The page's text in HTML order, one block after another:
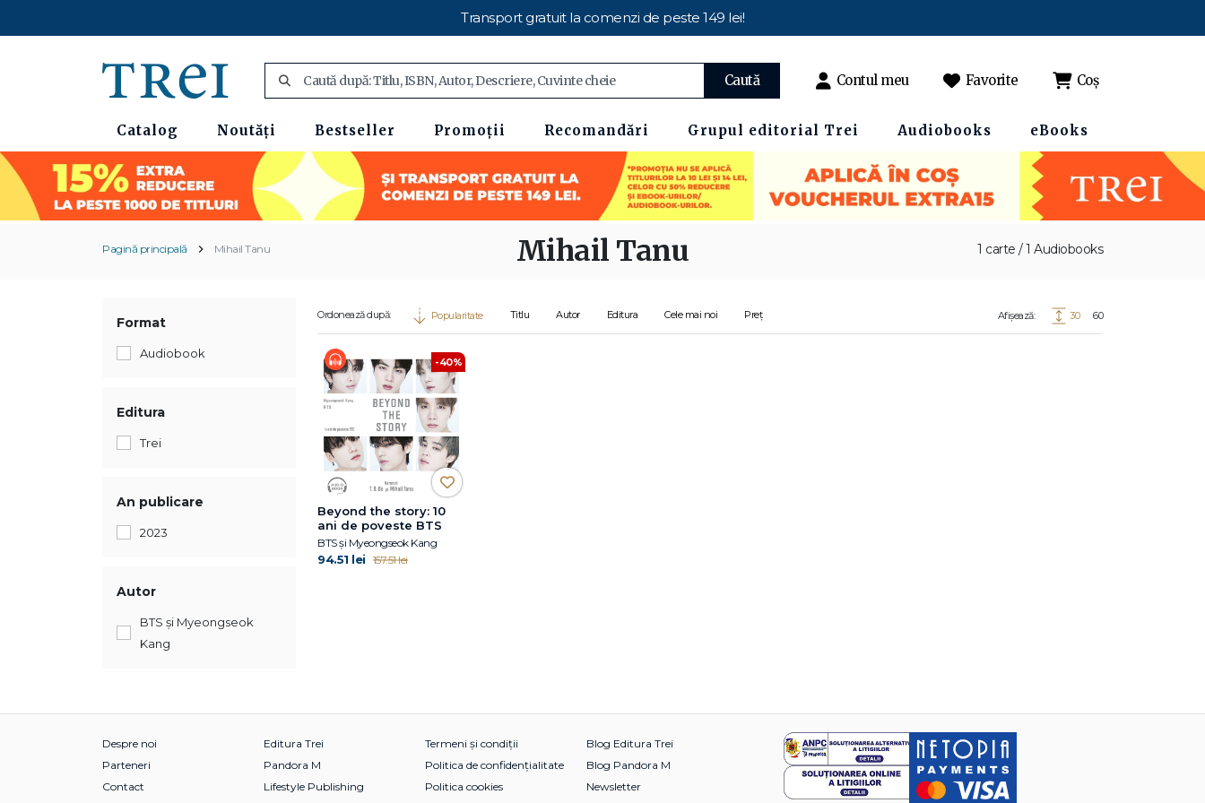
Transport gratuit la comenzi de peste 149 lei!
Caută Contul meu Favorite Coș
Catalog Noutăți Bestseller Promoții Recomandări Grupul editorial Trei Audiobooks eBooks
Pagină principală Mihail Tanu 1 carte / 1 Audiobooks
Mihail Tanu
Format
Audiobook
Editura
Trei
An publicare
2023
Autor
BTS și Myeongseok
Kang
Ordonează după: Popularitate Titlu Autor Editura Cele mai noi Preț Afișează: 30 60
-40%
Beyond the story: 10
ani de poveste BTS
BTS și Myeongseok Kang
94.51 lei 157.51 lei
Despre noi
Parteneri
Contact
Editura Trei
Pandora M
Lifestyle Publishing
Termeni și condiții
Politica de confidențialitate
Politica cookies
Blog Editura Trei
Blog Pandora M
Newsletter